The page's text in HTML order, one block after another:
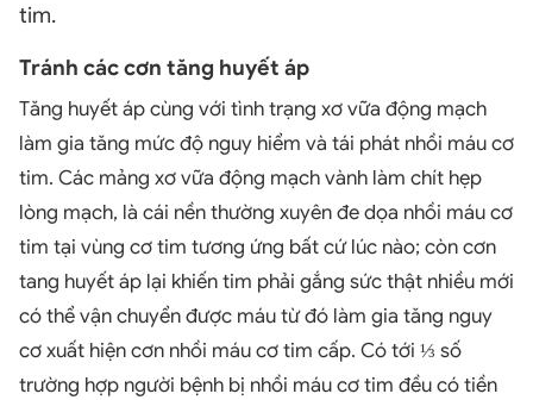
tim.
Tránh các cơn tăng huyết áp
Tăng huyết áp cùng với tình trạng xơ vữa động mạch
làm gia tăng mức độ nguy hiểm và tái phát nhồi máu cơ
tim. Các mảng xơ vữa động mạch vành làm chít hẹp
lòng mạch, là cái nền thường xuyên đe dọa nhồi máu cơ
tim tại vùng cơ tim tương ứng bất cứ lúc nào; còn cơn
tang huyết áp lại khiến tim phải gắng sức thật nhiều mới
có thể vận chuyển được máu từ đó làm gia tăng nguy
cơ xuất hiện cơn nhồi máu cơ tim cấp. Có tới ⅓ số
trường hợp người bệnh bị nhồi máu cơ tim đều có tiền